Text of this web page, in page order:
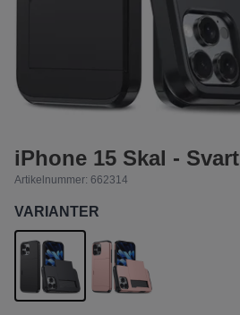
iPhone 15 Skal - Svart
Artikelnummer: 662314
VARIANTER